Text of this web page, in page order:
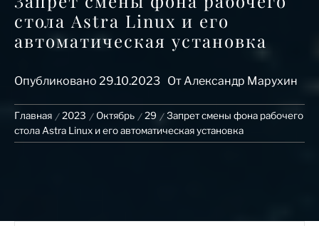
стола Astra Linux и его
автоматическая установка
Опубликовано 29.10.2023 ОтАлександр Марухин
Главная 2023 Октябрь 29
Запрет смены фона рабочего
стола Astra Linux и его автоматическая установка